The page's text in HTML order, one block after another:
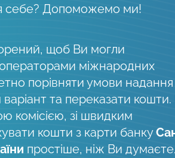
себе? Допоможемо ми!
щоб Ви могли
міжнародних
порівняти умови надання
та переказати кошти.
комісією, зі швидким
кошти з карти банку
простіше, ніж Ви думаєте.